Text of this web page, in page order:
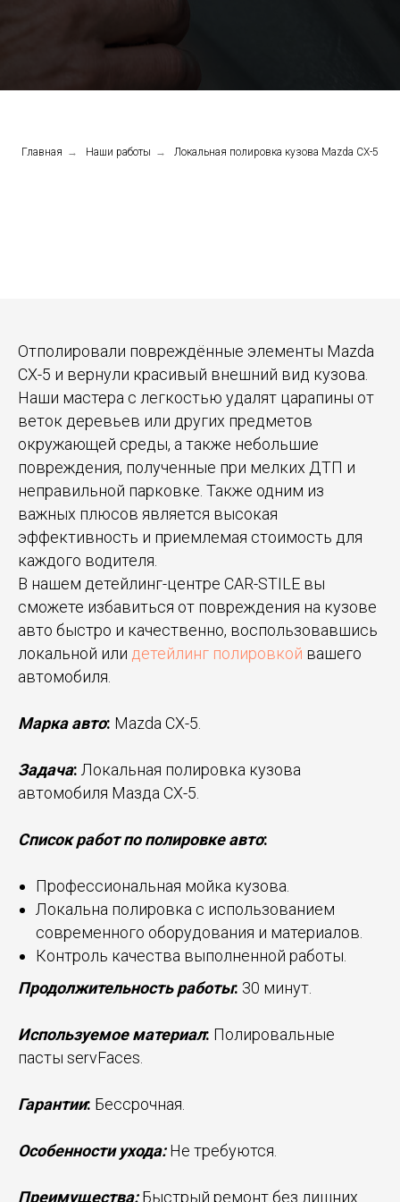
Главная → Наши работы → Локальная полировка кузова Mazda CX-5
Отполировали повреждённые элементы Mazda
CX-5 и вернули красивый внешний вид кузова.
Наши мастера с легкостью удалят царапины от
веток деревьев или других предметов
окружающей среды, а также небольшие
повреждения, полученные при мелких ДТП и
неправильной парковке. Также одним из
важных плюсов является высокая
эффективность и приемлемая стоимость для
каждого водителя.
В нашем детейлинг-центре CAR-STILE вы
сможете избавиться от повреждения на кузове
авто быстро и качественно, воспользовавшись
локальной или детейлинг полировкой вашего
автомобиля.
Марка авто: Mazda CX-5.
Задача: Локальная полировка кузова
автомобиля Мазда CX-5.
Список работ по полировке авто:
Профессиональная мойка кузова.
Локальна полировка с использованием
современного оборудования и материалов.
Контроль качества выполненной работы.
Продолжительность работы: 30 минут.
Используемое материал: Полировальные
пасты servFaces.
Гарантии: Бессрочная.
Особенности ухода:Не требуются.
Преимущества: Быстрый ремонт без лишних